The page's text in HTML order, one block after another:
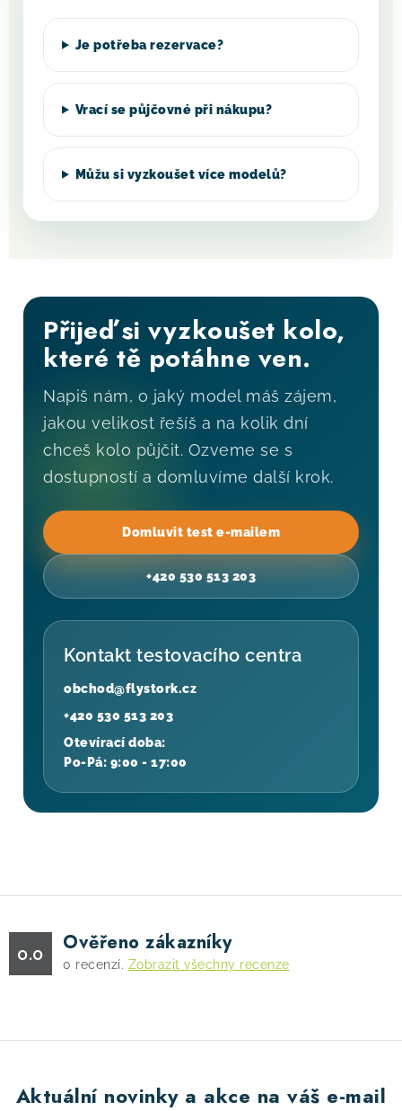
Je potřeba rezervace?
Vrací se půjčovné při nákupu?
Můžu si vyzkoušet více modelů?
Přijeď si vyzkoušet kolo,
které tě potáhne ven.
Napiš nám, o jaký model máš zájem,
jakou velikost řešíš a na kolik dní
chceš kolo půjčit. Ozveme se s
dostupností a domluvíme další krok.
Domluvit test e-mailem
+420 530 513 203
Kontakt testovacího centra
obchod@flystork.cz
+420 530 513 203
Otevírací doba:
Po-Pá: 9:00 - 17:00
0.0 Ověřeno zákazníky
0 recenzí. Zobrazit všechny recenze
Aktuální novinky a akce na váš e-mail